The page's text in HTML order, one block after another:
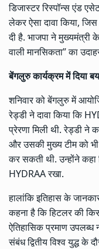
डिजास्टर रिस्पॉन्स एंड
लेकर ऐसा दावा किया,
दी है. भाजपा ने
वाली मानसिकता” का
बेंगलुरु कार्यक्रम में दिया
शनिवार को बेंगलुरु में
रेड्डी ने दावा किया कि
प्रेरणा मिली थी. रेड्डी ने
और उसकी मुख्य टीम को भी
कर सकती थी. उन्होंने कहा
HYDRAA रखा.
हालांकि इतिहास के
कहना है कि हिटलर की
ऐतिहासिक प्रमाण उपलब्ध
संबंध द्वितीय विश्व युद्ध के